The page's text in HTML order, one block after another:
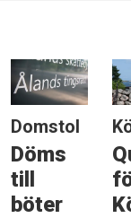
Domstol
Döms
till
böter